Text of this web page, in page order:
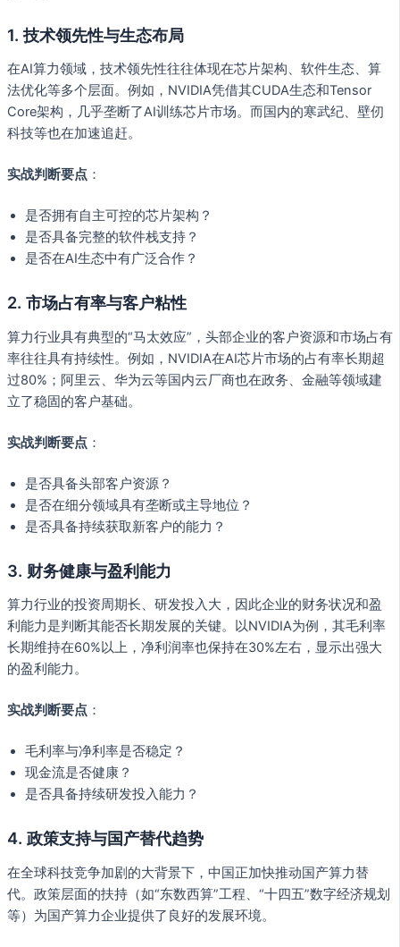
1.技术领先性与生态布局
在AI算力领域，技术领先性往往体现在芯片架构、软件生态、算
法优化等多个层面。例如，NVIDIA凭借其CUDA生态和Tensor
Core架构，几乎垄断了AI训练芯片市场。而国内的寒武纪、壁仞
科技等也在加速追赶。
实战判断要点 ：
是否拥有自主可控的芯片架构？
是否具备完整的软件栈支持？
是否在AI生态中有广泛合作？
2. 市场占有率与客户粘性
算力行业具有典型的“马太效应”，头部企业的客户资源和市场占有
率往往具有持续性。例如，NVIDIA在AI芯片市场的占有率长期超
过80%；阿里云、华为云等国内云厂商也在政务、金融等领域建
立了稳固的客户基础。
实战判断要点 ：
是否具备头部客户资源？
是否在细分领域具有垄断或主导地位？
是否具备持续获取新客户的能力？
3. 财务健康与盈利能力
算力行业的投资周期长、研发投入大，因此企业的财务状况和盈
利能力是判断其能否长期发展的关键。以NVIDIA为例，其毛利率
长期维持在60%以上，净利润率也保持在30%左右，显示出强大
的盈利能力。
实战判断要点 ：
毛利率与净利率是否稳定？
现金流是否健康？
是否具备持续研发投入能力？
4. 政策支持与国产替代趋势
在全球科技竞争加剧的大背景下，中国正加快推动国产算力替
代。政策层面的扶持（如“东数西算”工程、“十四五”数字经济规划
等）为国产算力企业提供了良好的发展环境。